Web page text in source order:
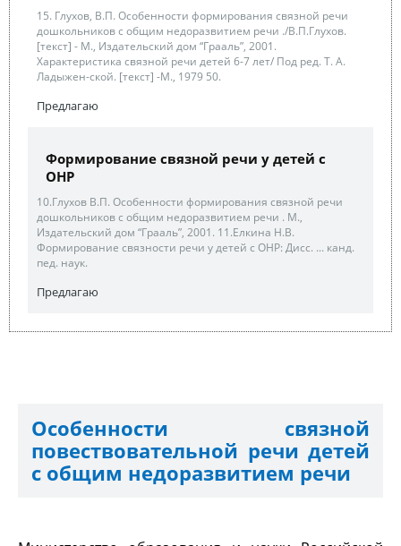
15. Глухов, В.П. Особенности формирования связной речи
дошкольников с общим недоразвитием речи ./В.П.Глухов.
[текст] - М., Издательский дом “Грааль”, 2001.
Характеристика связной речи детей 6-7 лет/ Под ред. Т. А.
Ладыжен-ской. [текст] -М., 1979 50.
Предлагаю
Формирование связной речи у детей с
ОНР
10.Глухов В.П. Особенности формирования связной речи
дошкольников с общим недоразвитием речи . М.,
Издательский дом “Грааль”, 2001. 11.Елкина Н.В.
Формирование связности речи у детей с ОНР: Дисс. ... канд.
пед. наук.
Предлагаю
Особенности связной
повествовательной речи детей
с общим недоразвитием речи